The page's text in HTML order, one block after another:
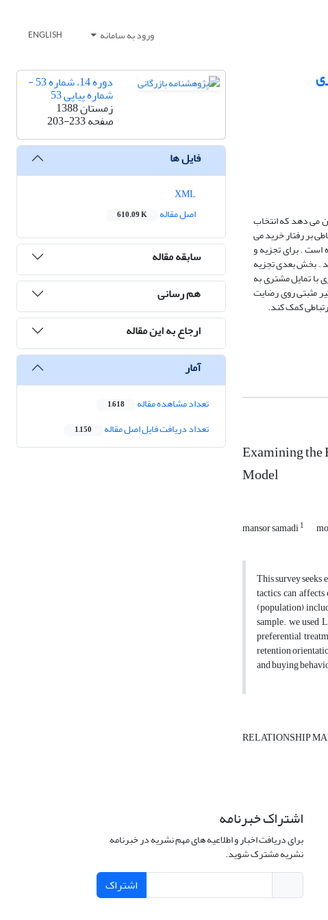
ورود به سامانه ENGLISH
می دهد که انتخاب
بر رفتار خرید می
به عنوان نمونه انتخاب شده است . برای تجزیه و
. بخش بعدی تجزیه
با تمایل مشتری به
مثبتی روی رضایت
کمک کند.
Examining the
Model
mansor samadi1
This survey
tactics can
(population)
sample. we used
preferential
retention
and buying
RELATIONSHIP
دوره 14، شماره 53 -
شماره پیاپی 53
زمستان 1388
صفحه203-233
فایل ها
اصل مقاله
610.09 K
سابقه مقاله
هم رسانی
ارجاع به این مقاله
آمار
تعداد مشاهده مقاله 1,618
تعداد دریافت فایل اصل مقاله 1,150
اشتراک خبرنامه
برای دریافت اخبار و اطلاعیه های مهم نشریه در خبرنامه
نشریه مشترک شوید.
اشتراک